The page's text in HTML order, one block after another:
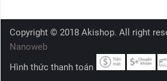
Copyright © 2018 Akishop. All right
Nanoweb
Hình thức thanh toán